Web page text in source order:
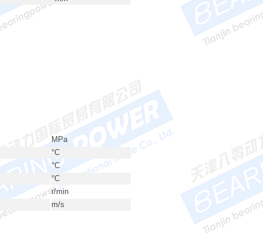
MPa
°C
°C
°C
r/min
m/s